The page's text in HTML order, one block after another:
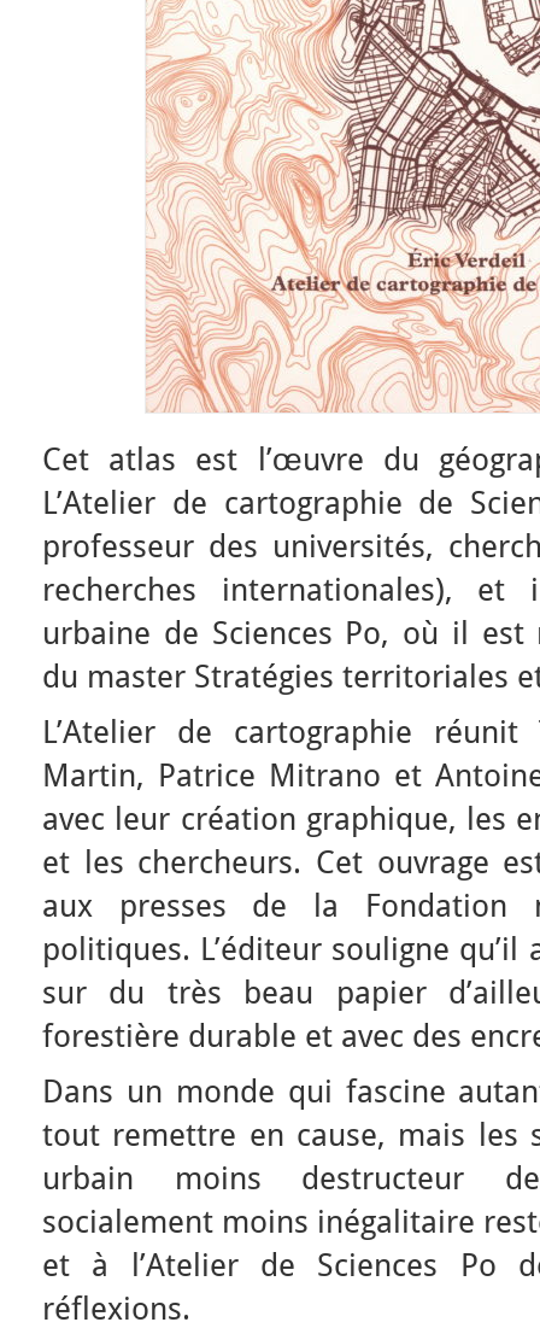
Cet atlas est l’œuvre du
L’Atelier de cartographie de
professeur des universités,
recherches internationales),
urbaine de Sciences Po, où il est
du master Stratégies territoriales
L’Atelier de cartographie
Martin, Patrice Mitrano et
avec leur création graphique, les
et les chercheurs. Cet ouvrage
aux presses de la Fondation
politiques. L’éditeur souligne
sur du très beau papier
forestière durable et avec des
Dans un monde qui fascine
tout remettre en cause, mais les
urbain moins destructeur
socialement moins inégalitaire
et à l’Atelier de Sciences Po
réflexions.